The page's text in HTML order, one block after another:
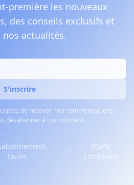
première les nouveaux
des conseils exclusifs et
actualités.
S'inscrire
de recevoir nos communications.
désabonner à tout moment.
facile
RGPD
compliant